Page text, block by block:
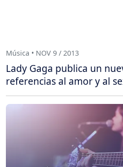
Música • NOV 9 / 2013
Lady Gaga publica un
referencias al amor y al